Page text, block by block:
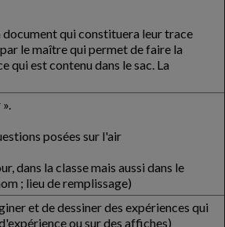
qui constituera leur trace
le maître qui permet de faire la
qui est contenu dans le sac. La
posées sur l'air
dans la classe mais aussi dans le
; lieu de remplissage)
et de dessiner des expériences qui
ou sur des affiches)